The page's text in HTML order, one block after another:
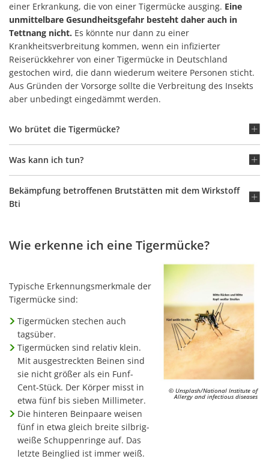
einer Erkrankung, die von einer Tigermücke ausging. Eine
unmittelbare Gesundheitsgefahr besteht daher auch in
Tettnang nicht. Es könnte nur dann zu einer
Krankheitsverbreitung kommen, wenn ein infizierter
Reiserückkehrer von einer Tigermücke in Deutschland
gestochen wird, die dann wiederum weitere Personen sticht.
Aus Gründen der Vorsorge sollte die Verbreitung des Insekts
aber unbedingt eingedämmt werden.
Wo brütet die Tigermücke?
Was kann ich tun?
Bekämpfung betroffenen Brutstätten mit dem Wirkstoff
Bti
Wie erkenne ich eine Tigermücke?
© Unsplash/National Institute of
Allergy and infectious diseases
Typische Erkennungsmerkmale der
Tigermücke sind:
Tigermücken stechen auch
tagsüber.
Tigermücken sind relativ klein.
Mit ausgestreckten Beinen sind
sie nicht größer als ein Funf-
Cent-Stück. Der Körper misst in
etwa fünf bis sieben Millimeter.
Die hinteren Beinpaare weisen
fünf in etwa gleich breite silbrig-
weiße Schuppenringe auf. Das
letzte Beinglied ist immer weiß.